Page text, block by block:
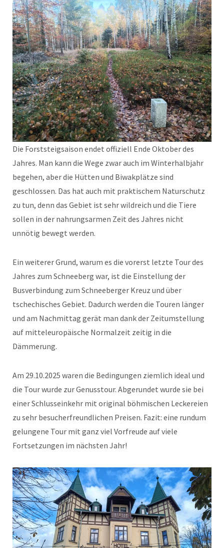
Die Forststeigsaison endet offiziell Ende Oktober des
Jahres. Man kann die Wege zwar auch im Winterhalbjahr
begehen, aber die Hütten und Biwakplätze sind
geschlossen. Das hat auch mit praktischem Naturschutz
zu tun, denn das Gebiet ist sehr wildreich und die Tiere
sollen in der nahrungsarmen Zeit des Jahres nicht
unnötig bewegt werden.
Ein weiterer Grund, warum es die vorerst letzte Tour des
Jahres zum Schneeberg war, ist die Einstellung der
Busverbindung zum Schneeberger Kreuz und über
tschechisches Gebiet. Dadurch werden die Touren länger
und am Nachmittag gerät man dank der Zeitumstellung
auf mitteleuropäische Normalzeit zeitig in die
Dämmerung.
Am 29.10.2025 waren die Bedingungen ziemlich ideal und
die Tour wurde zur Genusstour. Abgerundet wurde sie bei
einer Schlusseinkehr mit original böhmischen Leckereien
zu sehr besucherfreundlichen Preisen. Fazit: eine rundum
gelungene Tour mit ganz viel Vorfreude auf viele
Fortsetzungen im nächsten Jahr!